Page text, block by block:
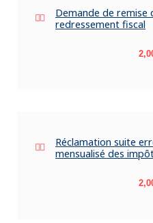
Demande de remise
redressement fiscal
Réclamation suite
mensualisé des